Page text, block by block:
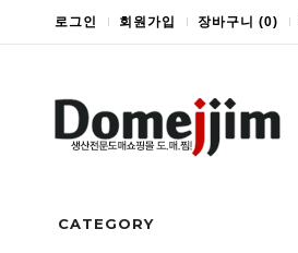
로그인 회원가입 장바구니 (0)
CATEGORY